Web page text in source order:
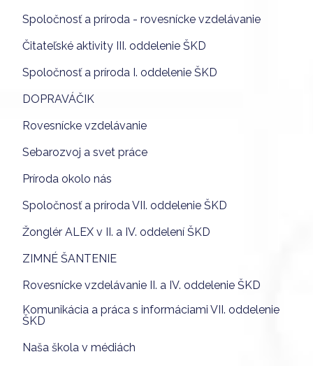
Spoločnosť a príroda - rovesnícke vzdelávanie
Čitateľské aktivity III. oddelenie ŠKD
Spoločnosť a príroda I. oddelenie ŠKD
DOPRAVÁČIK
Rovesnícke vzdelávanie
Sebarozvoj a svet práce
Príroda okolo nás
Spoločnosť a príroda VII. oddelenie ŠKD
Žonglér ALEX v II. a IV. oddelení ŠKD
ZIMNÉ ŠANTENIE
Rovesnícke vzdelávanie II. a IV. oddelenie ŠKD
Komunikácia a práca s informáciami VII. oddelenie
ŠKD
Naša škola v médiách